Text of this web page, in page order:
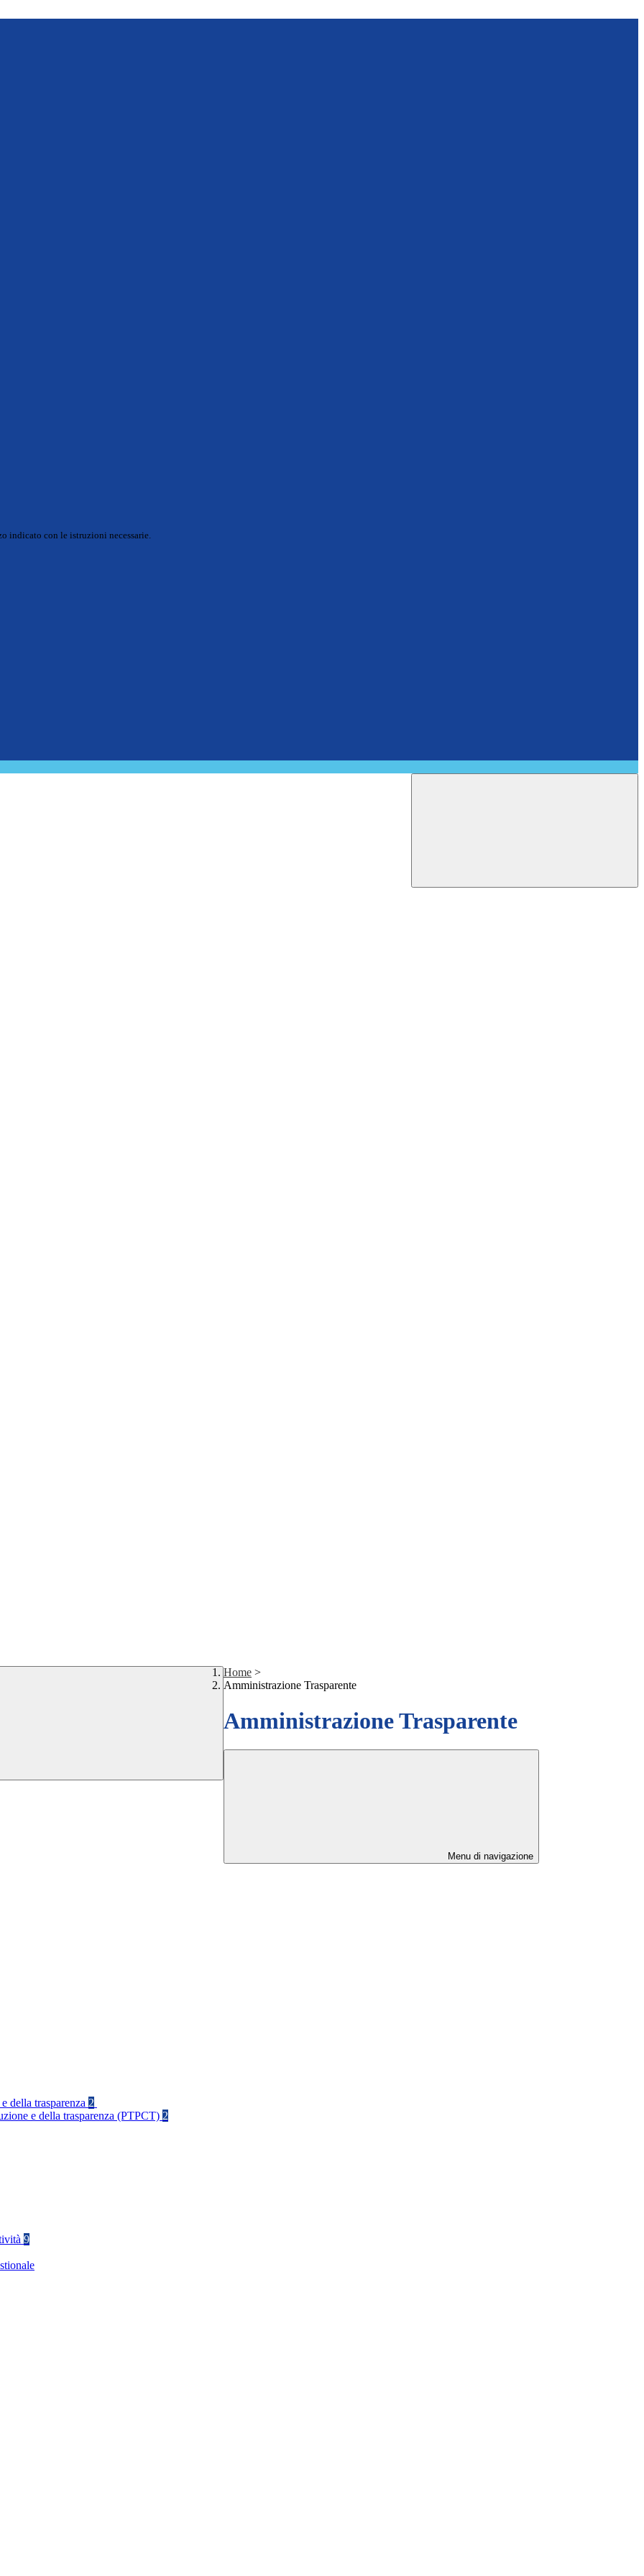
indicato con le istruzioni necessarie.
Home >
Amministrazione Trasparente
Amministrazione Trasparente
Menu di navigazione
della trasparenza 2
e della trasparenza (PTPCT) 2
9